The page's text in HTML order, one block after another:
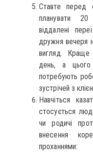
Ставте перед
планувати
віддалені
дружня вечеря
вигляд. Краще
день, а цього
потребують
зустрічей з
Навчіться
стосується
чи родичі
внесення
проханнями: